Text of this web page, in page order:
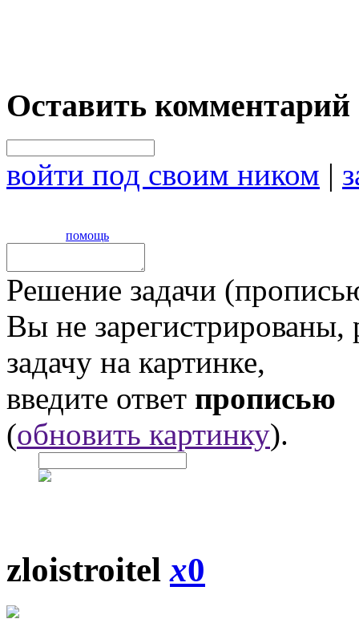
Оставить комментарий
войти под своим ником |
помощь
Решение задачи
Вы не
задачу на картинке,
введите ответ прописью
(обновить картинку).
zloistroitelx0